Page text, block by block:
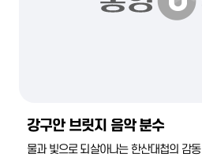
강구안 브릿지 음악 분수
물과 빛으로 되살아나는 한산대첩의 감동